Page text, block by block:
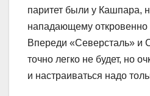
паритет были у Кашпара,
нападающему откровенно
Впереди «Северсталь» и
точно легко не будет, но
и настраиваться надо